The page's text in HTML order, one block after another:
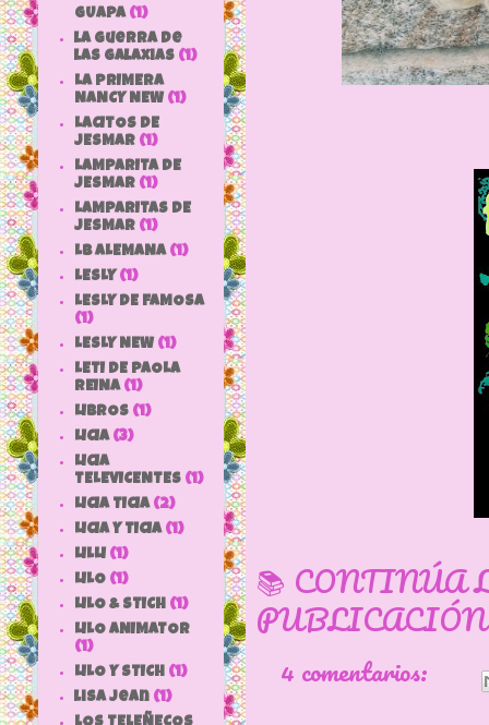
📚 CONTINÚA
4 comentarios:
GUAPA (1)
la guerra de
las galaxias (1)
LA PRIMERA
NANCY NEW (1)
LACITOS DE
JESMAR (1)
LAMPARITA DE
JESMAR (1)
LAMPARITAS DE
JESMAR (1)
LB ALEMANA (1)
LESLY (1)
LESLY DE FAMOSA
(1)
LESLY NEW (1)
LETI DE PAOLA
REINA (1)
LIBROS (1)
LICIA (3)
LICIA
TELEVICENTES (1)
LICIA TICIA (2)
LICIA Y TICIA (1)
LILLI (1)
LILO (1)
LILO & STICH (1)
LILO ANIMATOR
(1)
LILO Y STICH (1)
lisa jean (1)